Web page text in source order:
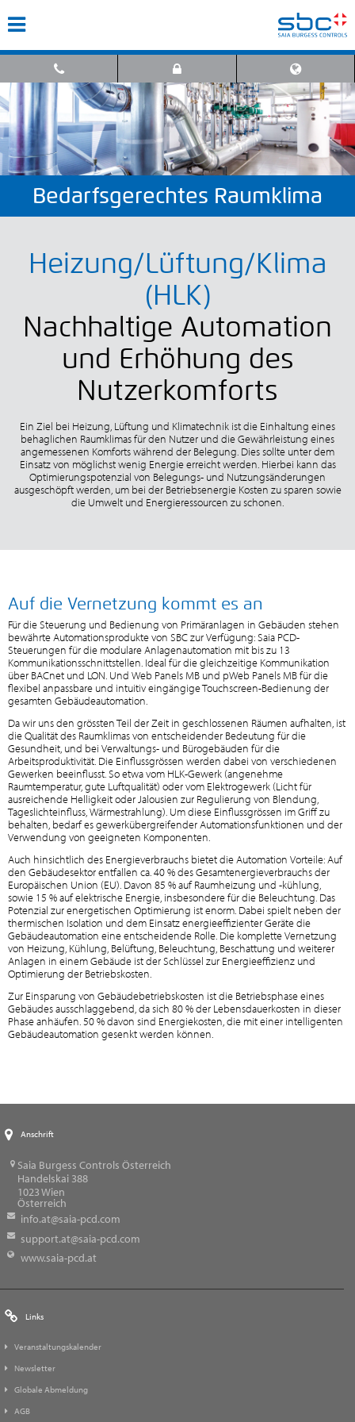
Bedarfsgerechtes Raumklima
Heizung/Lüftung/Klima
(HLK)
Nachhaltige Automation
und Erhöhung des
Nutzerkomforts
Ein Ziel bei Heizung, Lüftung und Klimatechnik ist die Einhaltung eines
behaglichen Raumklimas für den Nutzer und die Gewährleistung eines
angemessenen Komforts während der Belegung. Dies sollte unter dem
Einsatz von möglichst wenig Energie erreicht werden. Hierbei kann das
Optimierungspotenzial von Belegungs- und Nutzungsänderungen
ausgeschöpft werden, um bei der Betriebsenergie Kosten zu sparen sowie
die Umwelt und Energieressourcen zu schonen.
Auf die Vernetzung kommt es an
Für die Steuerung und Bedienung von Primäranlagen in Gebäuden stehen
bewährte Automationsprodukte von SBC zur Verfügung: Saia PCD-
Steuerungen für die modulare Anlagenautomation mit bis zu 13
Kommunikationsschnittstellen. Ideal für die gleichzeitige Kommunikation
über BACnet und LON. Und Web Panels MB und pWeb Panels MB für die
flexibel anpassbare und intuitiv eingängige Touchscreen-Bedienung der
gesamten Gebäudeautomation.
Da wir uns den grössten Teil der Zeit in geschlossenen Räumen aufhalten, ist
die Qualität des Raumklimas von entscheidender Bedeutung für die
Gesundheit, und bei Verwaltungs- und Bürogebäuden für die
Arbeitsproduktivität. Die Einflussgrössen werden dabei von verschiedenen
Gewerken beeinflusst. So etwa vom HLK-Gewerk (angenehme
Raumtemperatur, gute Luftqualität) oder vom Elektrogewerk (Licht für
ausreichende Helligkeit oder Jalousien zur Regulierung von Blendung,
Tageslichteinfluss, Wärmestrahlung). Um diese Einflussgrössen im Griff zu
behalten, bedarf es gewerkübergreifender Automationsfunktionen und der
Verwendung von geeigneten Komponenten.
Auch hinsichtlich des Energieverbrauchs bietet die Automation Vorteile: Auf
den Gebäudesektor entfallen ca. 40 % des Gesamtenergieverbrauchs der
Europäischen Union (EU). Davon 85 % auf Raumheizung und -kühlung,
sowie 15 % auf elektrische Energie, insbesondere für die Beleuchtung. Das
Potenzial zur energetischen Optimierung ist enorm. Dabei spielt neben der
thermischen Isolation und dem Einsatz energieeffizienter Geräte die
Gebäudeautomation eine entscheidende Rolle. Die komplette Vernetzung
von Heizung, Kühlung, Belüftung, Beleuchtung, Beschattung und weiterer
Anlagen in einem Gebäude ist der Schlüssel zur Energieeffizienz und
Optimierung der Betriebskosten.
Zur Einsparung von Gebäudebetriebskosten ist die Betriebsphase eines
Gebäudes ausschlaggebend, da sich 80 % der Lebensdauerkosten in dieser
Phase anhäufen. 50 % davon sind Energiekosten, die mit einer intelligenten
Gebäudeautomation gesenkt werden können.
Anschrift
Saia Burgess Controls Österreich
Handelskai 388
1023Wien
Österreich
info.at@saia-pcd.com
support.at@saia-pcd.com
www.saia-pcd.at
Links
Veranstaltungskalender
Newsletter
Globale Abmeldung
AGB